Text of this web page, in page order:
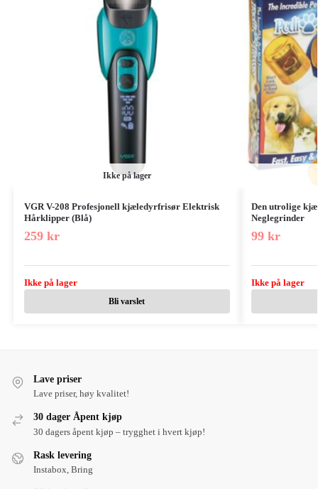
Ikke på lager
VGR V-208 Profesjonell kjæledyrfrisør Elektrisk
Hårklipper (Blå)
259 kr
Ikke på lager
Bli varslet
Den utrolige
Neglegrinder
99 kr
Ikke på lager
Lave priser
Lave priser, høy kvalitet!
30 dager Åpent kjøp
30 dagers åpent kjøp – trygghet i hvert kjøp!
Rask levering
Instabox, Bring